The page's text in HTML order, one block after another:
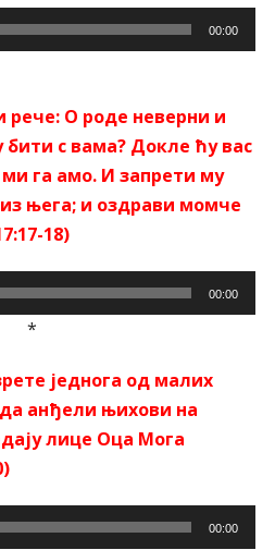
00:00
рече: O роде неверни и
с вама? Докле ћу вас
га амо. И запрети му
њега; и оздрави момче
18)
00:00
*
једнога од малих
анђели њихови на
лице Оца Мога
00:00